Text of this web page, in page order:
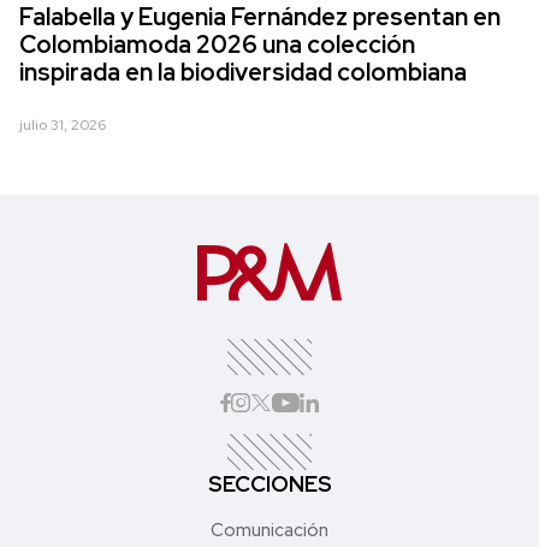
Falabella y Eugenia Fernández presentan en
Colombiamoda 2026 una colección
inspirada en la biodiversidad colombiana
julio 31, 2026
SECCIONES
Comunicación